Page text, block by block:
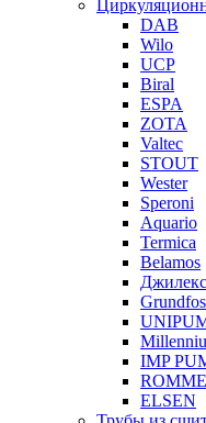
DAB
Wilo
UCP
Biral
ESPA
ZOTA
Valtec
STOUT
Wester
Speroni
Aquario
Termica
Belamos
Джилекс
Grundfos
IMP
ELSEN